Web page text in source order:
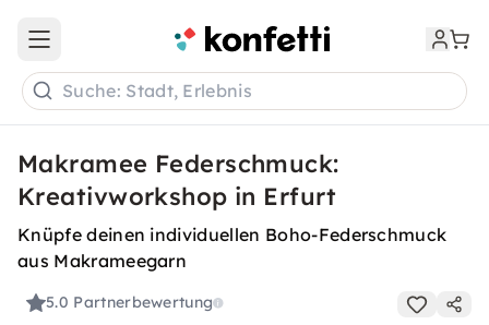
Open main menu
Suche: Stadt, Erlebnis
Makramee Federschmuck:
Kreativworkshop in Erfurt
Knüpfe deinen individuellen Boho-Federschmuck
aus Makrameegarn
5.0 Partnerbewertung